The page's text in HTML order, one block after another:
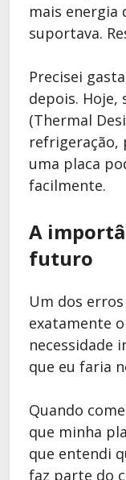
mais energia
suportava.
Precisei
depois. Hoje,
(Thermal
refrigeração,
uma placa
facilmente.
A
futuro
Um dos
exatamente
necessidade
que eu faria
Quando
que minha
que entendi
faz parte do